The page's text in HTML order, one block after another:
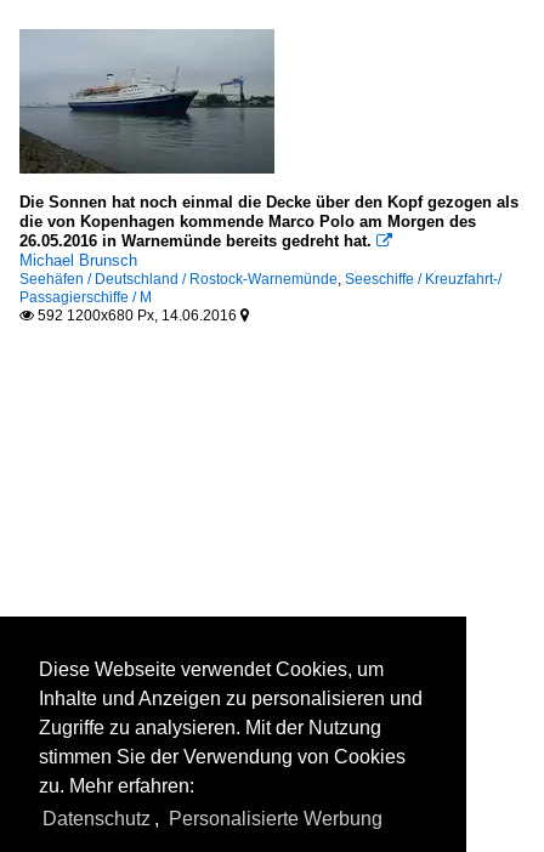
Die Sonnen hat noch einmal die Decke über den Kopf gezogen als
die von Kopenhagen kommende Marco Polo am Morgen des
26.05.2016 in Warnemünde bereits gedreht hat. 
Michael Brunsch
Seehäfen / Deutschland / Rostock-Warnemünde, Seeschiffe / Kreuzfahrt-/
Passagierschiffe / M
 592 1200x680 Px, 14.06.2016 
Diese Webseite verwendet Cookies, um
Inhalte und Anzeigen zu personalisieren und
Zugriffe zu analysieren. Mit der Nutzung
stimmen Sie der Verwendung von Cookies
zu. Mehr erfahren:
Datenschutz , Personalisierte Werbung